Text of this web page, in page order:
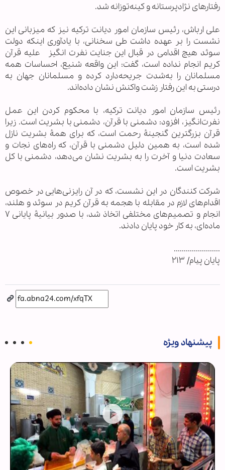
رفتارهای‌ نژادپرستانه و کینه‌‌توزانه شد.
علی ارباش، رئیس سازمان امور دیانت ترکیه نیز که میزبانی این
نشست را بر عهده داشت طی سخنانی، با یادآوری اینکه دولت
سوئد هیچ اقدامی در قبال این جنایت نفرت انگیز علیه قرآن
کریم انجام نداده است، گفت: این واقعه شنیع، احساسات همه
مسلمانان را به‌شدت جریحه‌دارد کرده و مسلمانان جهان به
درستی به این رفتار زشت واکنش نشان داده‌اند.
رئیس سازمان امور دیانت ترکیه، با محکوم کردن این عمل
نفرت‌انگیز، افزود: دشمنی با قرآن، دشمنی با بشریت است. زیرا
قرآن بزرگترین گنجینۀ رحمت است، که برای همۀ بشریت نازل
شده است، به همین دلیل دشمنی با قرآن، که راه‌های نجات و
سعادت دنیا و آخرت را به بشریت نشان می‌دهد، دشمنی با کل
بشریت است.
شرکت کنندگان در این نشست، که در آن رایزنی‌هایی در خصوص
اقدام‌های لازم در مقابله با هجمه به قرآن کریم در سوئد و هلند،
انجام و تصمیم‌های مختلفی اتخاذ شد، با صدور بیانیۀ پایانی ۷
ماده‌ای، به کار خود پایان دادند.
.......................
پايان پيام/ ۲۱۳
پیشنهاد ویژه